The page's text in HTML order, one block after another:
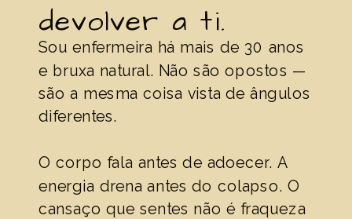
Sou enfermeira há mais de 30 anos
e bruxa natural. Não são opostos —
são a mesma coisa vista de ângulos
diferentes.
O corpo fala antes de adoecer. A
energia drena antes do colapso. O
cansaço que sentes não é fraqueza
devolver a ti.